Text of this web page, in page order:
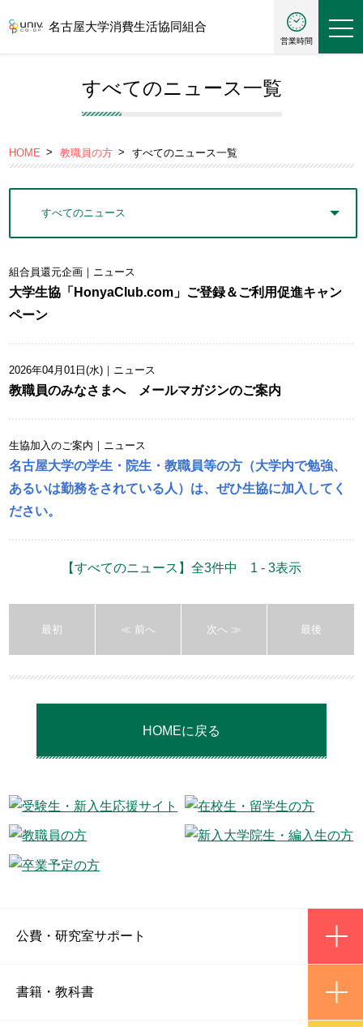
名古屋大学消費生活協同組合
営業時間
すべてのニュース一覧
HOME 教職員の方 すべてのニュース一覧
組合員還元企画 ｜ニュース
大学生協「HonyaClub.com」ご登録＆ご利用促進キャン
ペーン
2026年04月01日(水) ｜ニュース
教職員のみなさまへ メールマガジンのご案内
生協加入のご案内 ｜ニュース
名古屋大学の学生・院生・教職員等の方（大学内で勉強、
あるいは勤務をされている人）は、ぜひ生協に加入してく
ださい。
【すべてのニュース】全3件中 1 - 3表示
最初 ≪ 前へ 次へ ≫ 最後
HOMEに戻る
公費 ・ 研究室サポート
書籍 ・ 教科書